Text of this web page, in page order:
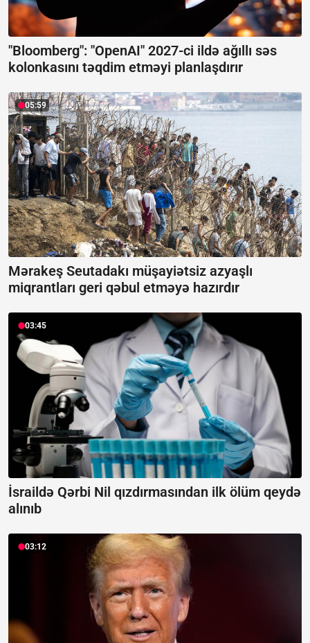
"Bloomberg": "OpenAI" 2027-ci ildə ağıllı səs
kolonkasını təqdim etməyi planlaşdırır
05:59
Mərakeş Seutadakı müşayiətsiz azyaşlı
miqrantları geri qəbul etməyə hazırdır
03:45
İsraildə Qərbi Nil qızdırmasından ilk ölüm qeydə
alınıb
03:12